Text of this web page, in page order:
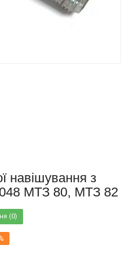
навішування з
МТЗ 80, МТЗ 82
(0)